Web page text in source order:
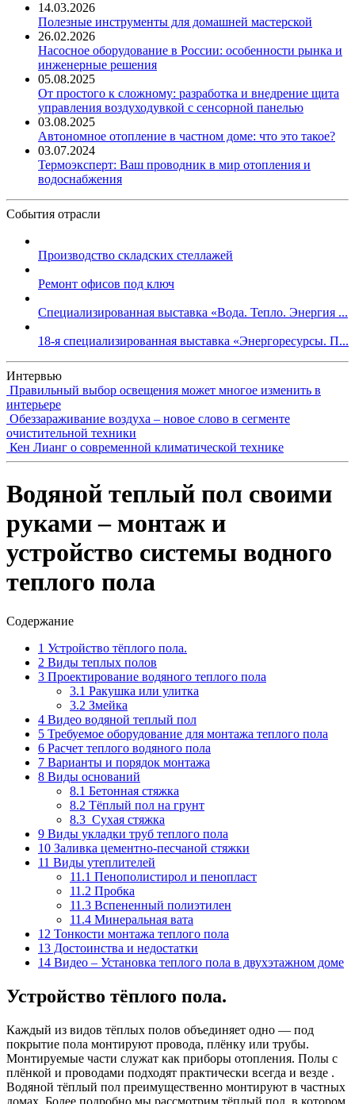
14.03.2026
Полезные инструменты для домашней мастерской
26.02.2026
Насосное оборудование в России: особенности рынка и
инженерные решения
05.08.2025
От простого к сложному: разработка и внедрение щита
управления воздуходувкой с сенсорной панелью
03.08.2025
Автономное отопление в частном доме: что это такое?
03.07.2024
Термоэксперт: Ваш проводник в мир отопления и
водоснабжения
События отрасли
Производство складских стеллажей
Ремонт офисов под ключ
Специализированная выставка «Вода. Тепло. Энергия ...
18-я специализированная выставка «Энергоресурсы. П...
Интервью
Правильный выбор освещения может многое изменить в
интерьере
Обеззараживание воздуха – новое слово в сегменте
очистительной техники
Кен Лианг о современной климатической технике
Водяной теплый пол своими
руками – монтаж и
устройство системы водного
теплого пола
Содержание
1 Устройство тёплого пола.
2 Виды теплых полов
3 Проектирование водяного теплого пола
3.1 Ракушка или улитка
3.2 Змейка
4 Видео водяной теплый пол
5 Требуемое оборудование для монтажа теплого пола
6 Расчет теплого водяного пола
7 Варианты и порядок монтажа
8 Виды оснований
8.1 Бетонная стяжка
8.2 Тёплый пол на грунт
8.3 Сухая стяжка
9 Виды укладки труб теплого пола
10 Заливка цементно-песчаной стяжки
11 Виды утеплителей
11.1 Пенополистирол и пенопласт
11.2 Пробка
11.3 Вспененный полиэтилен
11.4 Минеральная вата
12 Тонкости монтажа теплого пола
13 Достоинства и недостатки
14 Видео – Установка теплого пола в двухэтажном доме
Устройство тёплого пола.
Каждый из видов тёплых полов объединяет одно — под
покрытие пола монтируют провода, плёнку или трубы.
Монтируемые части служат как приборы отопления. Полы с
плёнкой и проводами подходят практически всегда и везде .
Водяной тёплый пол преимущественно монтируют в частных
домах. Более подробно мы рассмотрим тёплый пол, в котором